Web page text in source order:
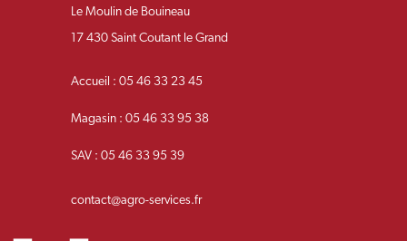
Le Moulin de Bouineau
17 430 Saint Coutant le Grand
Accueil : 05 46 33 23 45
Magasin : 05 46 33 95 38
SAV : 05 46 33 95 39
contact@agro-services.fr